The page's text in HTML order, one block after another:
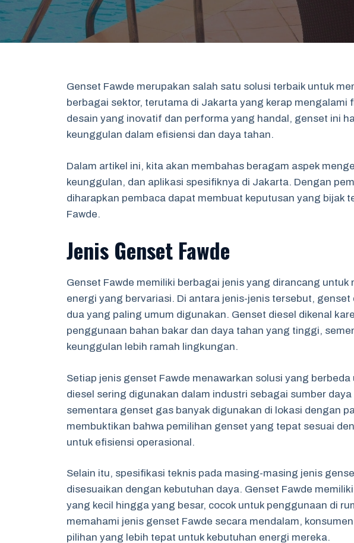
Genset Fawde merupakan salah satu solusi terbaik untuk
berbagai sektor, terutama di Jakarta yang kerap mengalami
desain yang inovatif dan performa yang handal, genset ini
keunggulan dalam efisiensi dan daya tahan.
Dalam artikel ini, kita akan membahas beragam aspek
keunggulan, dan aplikasi spesifiknya di Jakarta. Dengan
diharapkan pembaca dapat membuat keputusan yang bijak
Fawde.
Jenis Genset Fawde
Genset Fawde memiliki berbagai jenis yang dirancang untuk
energi yang bervariasi. Di antara jenis-jenis tersebut,
dua yang paling umum digunakan. Genset diesel dikenal
penggunaan bahan bakar dan daya tahan yang tinggi,
keunggulan lebih ramah lingkungan.
Setiap jenis genset Fawde menawarkan solusi yang
diesel sering digunakan dalam industri sebagai sumber
sementara genset gas banyak digunakan di lokasi dengan
membuktikan bahwa pemilihan genset yang tepat sesuai
untuk efisiensi operasional.
Selain itu, spesifikasi teknis pada masing-masing jenis
disesuaikan dengan kebutuhan daya. Genset Fawde
yang kecil hingga yang besar, cocok untuk penggunaan di
memahami jenis genset Fawde secara mendalam,
pilihan yang lebih tepat untuk kebutuhan energi mereka.